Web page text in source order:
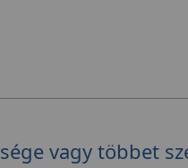
vagy többet